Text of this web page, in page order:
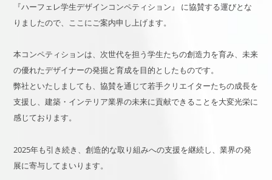
『ハーフェレ学生デザインコンペティション』 に協賛する運びとな
りましたので、ここにご案内申し上げます。
本コンペティションは、次世代を担う学生たちの創造力を育み、未来
の優れたデザイナーの発掘と育成を目的としたものです。
弊社といたしましても、協賛を通じて若手クリエイターたちの成長を
支援し、建築・インテリア業界の未来に貢献できることを大変光栄に
感じております。
2025年も引き続き、創造的な取り組みへの支援を継続し、業界の発
展に寄与してまいります。